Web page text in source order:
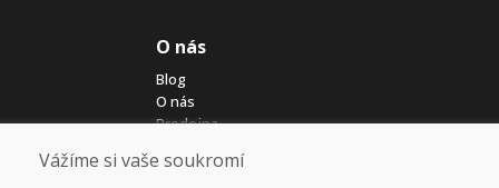
O nás
Blog
O nás
Prodejna
Vážíme si vaše soukromí